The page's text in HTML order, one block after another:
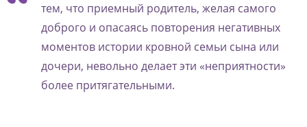
тем, что приемный родитель, желая самого
доброго и опасаясь повторения негативных
моментов истории кровной семьи сына или
дочери, невольно делает эти «неприятности»
более притягательными.